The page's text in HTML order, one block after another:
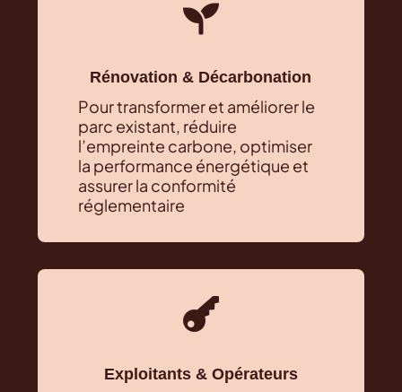

Rénovation & Décarbonation
Pour transformer et améliorer le
parc existant, réduire
l’empreinte carbone, optimiser
la performance énergétique et
assurer la conformité
réglementaire

Exploitants & Opérateurs